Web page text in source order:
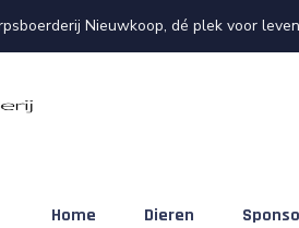
Nieuwkoop, dé plek voor
Home Dieren